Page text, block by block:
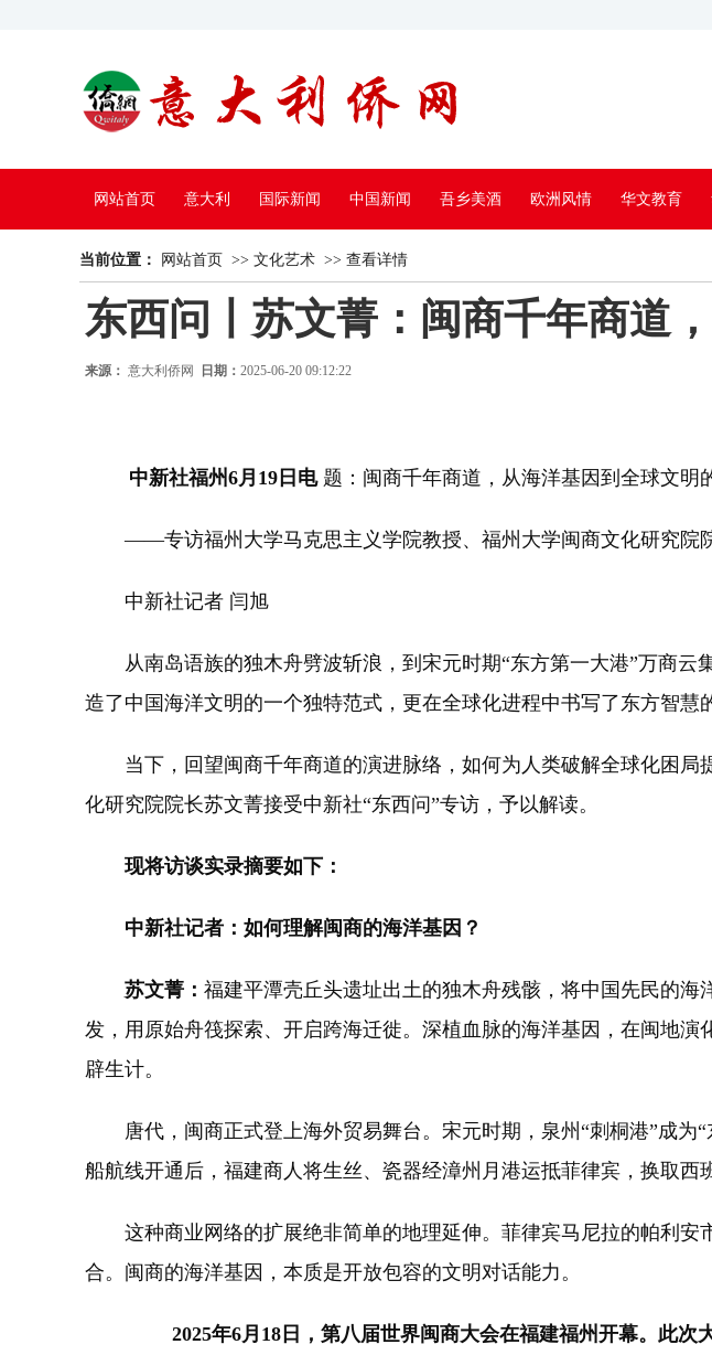
网站首页 意大利 国际新闻 中国新闻 吾乡美酒 欧洲风情 华文教育
中国电视
当前位置： 网站首页 >> 文化艺术 >> 查看详情
东西问丨苏文菁：闽商千年商道
来源： 意大利侨网 日期： 2025-06-20 09:12:22
中新社福州6月19日电 题：闽商千年商道，从海洋基因到全球文明
——专访福州大学马克思主义学院教授、福州大学闽商文化研究院
中新社记者 闫旭
从南岛语族的独木舟劈波斩浪，到宋元时期“东方第一大港”万商云
造了中国海洋文明的一个独特范式，更在全球化进程中书写了东方智慧
当下，回望闽商千年商道的演进脉络，如何为人类破解全球化困局
化研究院院长苏文菁接受中新社“东西问”专访，予以解读。
现将访谈实录摘要如下：
中新社记者：如何理解闽商的海洋基因？
苏文菁： 福建平潭壳丘头遗址出土的独木舟残骸，将中国先民的
发，用原始舟筏探索、开启跨海迁徙。深植血脉的海洋基因，在闽地
辟生计。
唐代，闽商正式登上海外贸易舞台。宋元时期，泉州“刺桐港”成为“
船航线开通后，福建商人将生丝、瓷器经漳州月港运抵菲律宾，换取西
这种商业网络的扩展绝非简单的地理延伸。菲律宾马尼拉的帕利安
合。闽商的海洋基因，本质是开放包容的文明对话能力。
2025年6月18日，第八届世界闽商大会在福建福州开幕。此次